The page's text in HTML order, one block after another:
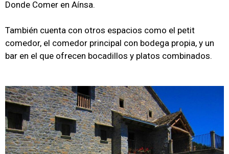
Donde Comer en Aínsa.
También cuenta con otros espacios como el petit
comedor, el comedor principal con bodega propia, y un
bar en el que ofrecen bocadillos y platos combinados.